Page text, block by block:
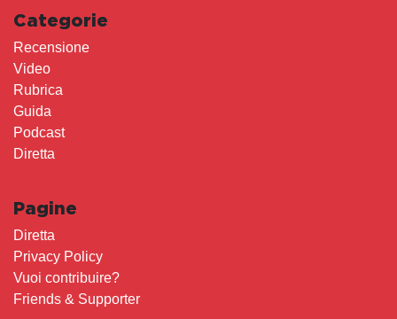
Categorie
Recensione
Video
Rubrica
Guida
Podcast
Diretta
Pagine
Diretta
Privacy Policy
Vuoi contribuire?
Friends & Supporter